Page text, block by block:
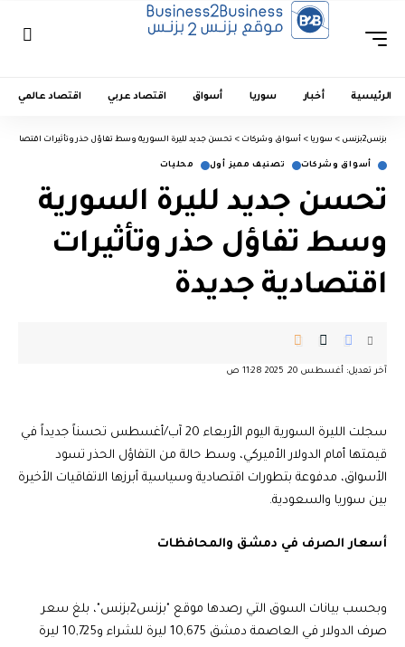
الرئيسية أخبار سوريا أسواق اقتصاد عربي اقتصاد عالمي
بزنس2بزنس > سوريا > أسواق وشركات > تحسن جديد لليرة السورية وسط تفاؤل حذر وتأثيرات اقتصادية
أسواق وشركات تصنيف مميز أول محليات
تحسن جديد لليرة السورية
وسط تفاؤل حذر وتأثيرات
اقتصادية جديدة
آخر تعديل: أغسطس 20, 2025 11:28 ص
سجلت الليرة السورية اليوم الأربعاء 20 آب/أغسطس تحسناً جديداً في
قيمتها أمام الدولار الأميركي، وسط حالة من التفاؤل الحذر تسود
الأسواق، مدفوعة بتطورات اقتصادية وسياسية أبرزها الاتفاقيات الأخيرة
بين سوريا والسعودية.
أسعار الصرف في دمشق والمحافظات
وبحسب بيانات السوق التي رصدها موقع "بزنس2بزنس"، بلغ سعر
صرف الدولار في العاصمة دمشق 10,675 ليرة للشراء و10,725 ليرة